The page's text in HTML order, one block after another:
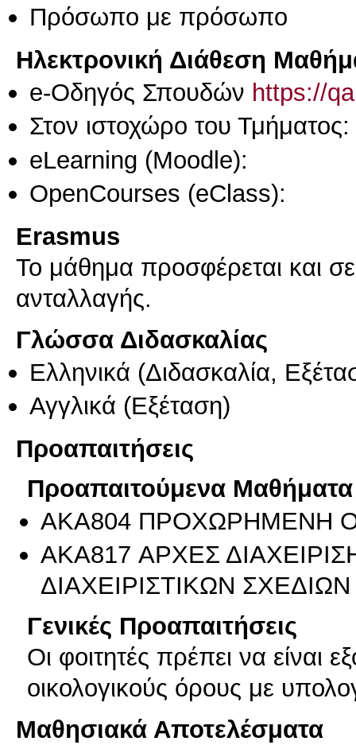
Πρόσωπο με πρόσωπο
Ηλεκτρονική Διάθεση
e-Οδηγός Σπουδών https://
Στον ιστοχώρο του Τμήματος:
eLearning (Moodle):
OpenCourses (eClass):
Erasmus
Το μάθημα προσφέρεται και
ανταλλαγής.
Γλώσσα Διδασκαλίας
Ελληνικά (Διδασκαλία,
Αγγλικά (Εξέταση)
Προαπαιτήσεις
Προαπαιτούμενα Μαθήματα
AKA804 ΠΡΟΧΩΡΗΜΕΝΗ
AKA817 ΑΡΧΕΣ
ΔΙΑΧΕΙΡΙΣΤΙΚΩΝ ΣΧΕΔΙΩΝ
Γενικές Προαπαιτήσεις
Οι φοιτητές πρέπει να είναι
οικολογικούς όρους με
Μαθησιακά Αποτελέσματα